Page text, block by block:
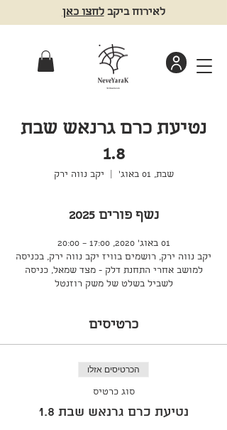
לאירוח ביקבלחצו כאן
נטיעת כרם גרנאש שבת
1.8
שבת, 01 באוג׳ יקב נווה ירק
נשף פורים 2025
01 באוג׳ 2020, 17:00 – 20:00
יקב נווה ירק, רושמים בוויז יקב נווה ירק, בכניסה
למושב אחרי התחנת דלק - מצד שמאל, כניסה
לשביל בשלט של משק רוזנטל
כרטיסים
הכרטיסים אזלו
סוג כרטיס
נטיעת כרם גרנאש שבת 1.8